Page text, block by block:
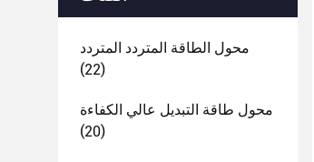
محول الطاقة المتردد المتردد
(22)
محول طاقة التبديل عالي الكفاءة
(20)